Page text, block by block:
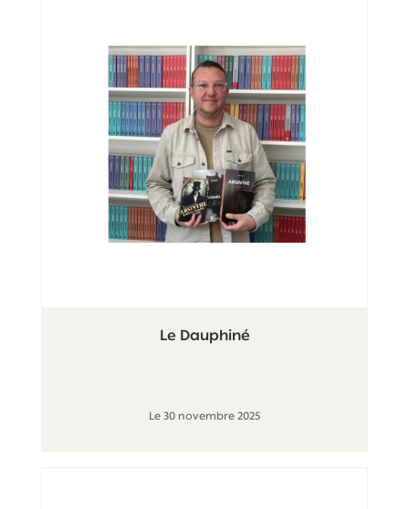
Le Dauphiné
Le 30 novembre 2025